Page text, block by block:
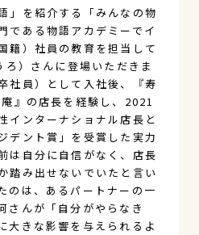
」を紹介する「みんなの物
である物語アカデミーでイ
籍）社員の教育を担当して
）さんに登場いただきま
社員）として入社後、『寿
』の店長を経験し、2021
インターナショナル店長と
デント賞」を受賞した実力
は自分に自信がなく、店長
踏み出せないでいたと言い
のは、あるパートナーの一
さんが「自分がやらなき
大きな影響を与えられるよ